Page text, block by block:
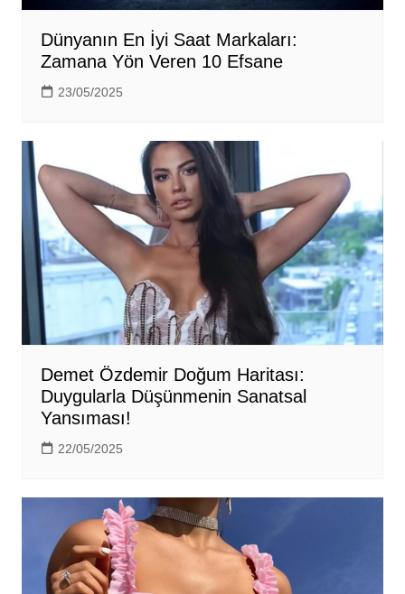
Dünyanın En İyi Saat Markaları:
Zamana Yön Veren 10 Efsane
23/05/2025
Demet Özdemir Doğum Haritası:
Duygularla Düşünmenin Sanatsal
Yansıması!
22/05/2025